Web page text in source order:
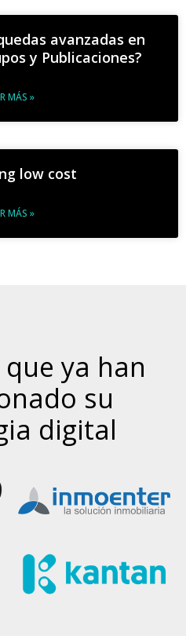
avanzadas en
y Publicaciones?
MÁS »
low cost
MÁS »
ya han
su
digital